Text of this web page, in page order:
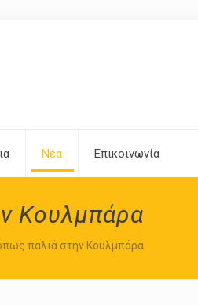
Νέα Επικοινωνία
Κουλμπάρα
παλιά στην Κουλμπάρα